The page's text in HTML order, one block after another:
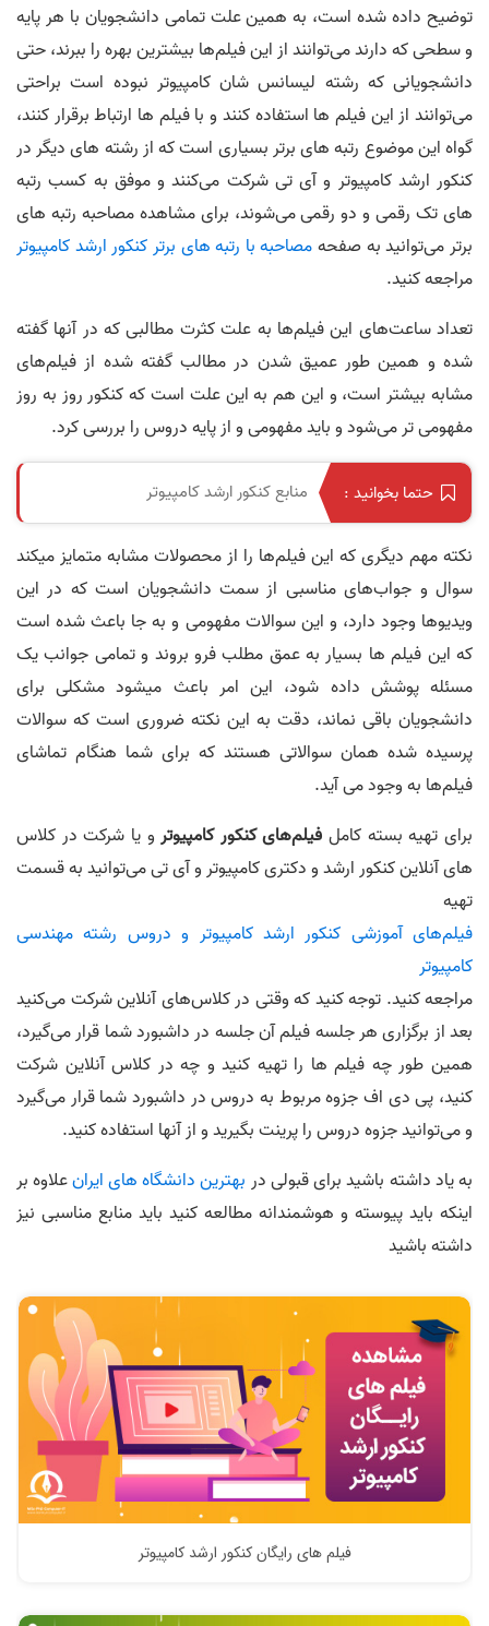
توضیح داده شده است، به همین علت تمامی دانشجویان با هر پایه
و سطحی که دارند می‌توانند از این فیلم‌ها بیشترین بهره را ببرند، حتی
دانشجویانی که رشته لیسانس شان کامپیوتر نبوده است براحتی
می‌توانند از این فیلم ها استفاده کنند و با فیلم ها ارتباط برقرار کنند،
گواه این موضوع رتبه های برتر بسیاری است که از رشته های دیگر در
کنکور ارشد کامپیوتر و آی تی شرکت می‌کنند و موفق به کسب رتبه
های تک رقمی و دو رقمی می‌شوند، برای مشاهده مصاحبه رتبه های
برتر می‌توانید به صفحهمصاحبه با رتبه های برتر کنکور ارشد کامپیوتر
مراجعه کنید.
تعداد ساعت‌های این فیلم‌ها به علت کثرت مطالبی که در آنها گفته
شده و همین طور عمیق شدن در مطالب گفته شده از فیلم‌های
مشابه بیشتر است، و این هم به این علت است که کنکور روز به روز
مفهومی تر می‌شود و باید مفهومی و از پایه دروس را بررسی کرد.
حتما بخوانید : منابع کنکور ارشد کامپیوتر
نکته مهم دیگری که این فیلم‌ها را از محصولات مشابه متمایز میکند
سوال و جواب‌های مناسبی از سمت دانشجویان است که در این
ویدیوها وجود دارد، و این سوالات مفهومی و به جا باعث شده است
که این فیلم ها بسیار به عمق مطلب فرو بروند و تمامی جوانب یک
مسئله پوشش داده شود، این امر باعث میشود مشکلی برای
دانشجویان باقی نماند، دقت به این نکته ضروری است که سوالات
پرسیده شده همان سوالاتی هستند که برای شما هنگام تماشای
فیلم‌ها به وجود می آید.
برای تهیه بسته کامل فیلم‌های کنکور کامپیوترو یا شرکت در کلاس
های آنلاین کنکور ارشد و دکتری کامپیوتر و آی تی می‌توانید به قسمت
تهیه
فیلم‌های آموزشی کنکور ارشد کامپیوتر و دروس رشته مهندسی
کامپیوتر
مراجعه کنید. توجه کنید که وقتی در کلاس‌های آنلاین شرکت می‌کنید
بعد از برگزاری هر جلسه فیلم آن جلسه در داشبورد شما قرار می‌گیرد،
همین طور چه فیلم ها را تهیه کنید و چه در کلاس آنلاین شرکت
کنید، پی دی اف جزوه مربوط به دروس در داشبورد شما قرار می‌گیرد
و می‌توانید جزوه دروس را پرینت بگیرید و از آنها استفاده کنید.
به یاد داشته باشید برای قبولی در بهترین دانشگاه های ایرانعلاوه بر
اینکه باید پیوسته و هوشمندانه مطالعه کنید باید منابع مناسبی نیز
داشته باشید
فیلم های رایگان کنکور ارشد کامپیوتر